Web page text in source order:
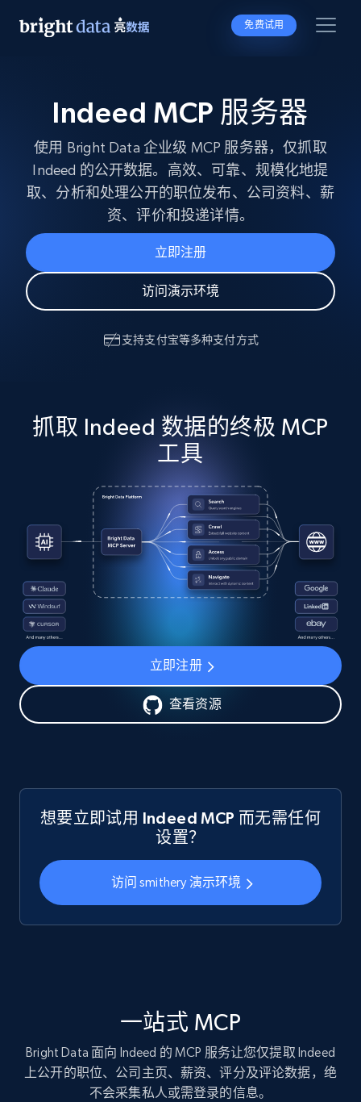
免费试用
Indeed MCP 服务器
使用 Bright Data 企业级 MCP 服务器，仅抓取
Indeed 的公开数据。高效、可靠、规模化地提
取、分析和处理公开的职位发布、公司资料、薪
资、评价和投递详情。
立即注册
访问演示环境
支持支付宝等多种支付方式
抓取 Indeed 数据的终极 MCP
工具
立即注册
查看资源
想要立即试用 Indeed MCP 而无需任何
设置？
访问 smithery 演示环境
一站式 MCP
Bright Data 面向 Indeed 的 MCP 服务让您仅提取 Indeed
上公开的职位、公司主页、薪资、评分及评论数据，绝
不会采集私人或需登录的信息。